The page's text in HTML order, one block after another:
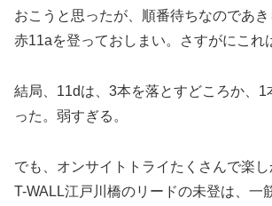
おこうと思ったが、順番待ちなのであ
赤11aを登っておしまい。さすがにこれ
結局、11dは、3本を落とすどころか、1
った。弱すぎる。
でも、オンサイトトライたくさんで楽し
T-WALL江戸川橋のリードの未登は、一